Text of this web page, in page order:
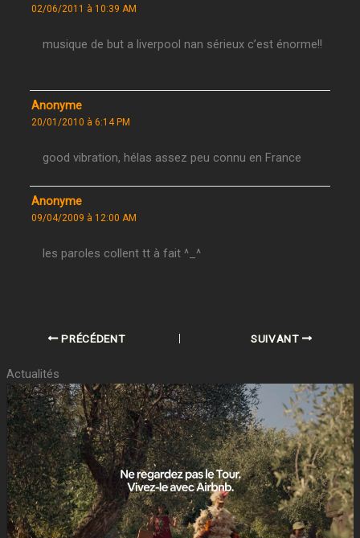
02/06/2011 à 10:39 AM
musique de but a liverpool nan sérieux c’est énorme!!
Anonyme
20/01/2010 à 6:14 PM
good vibration, hélas assez peu connu en France
Anonyme
09/04/2009 à 12:00 AM
les paroles collent tt à fait ^_^
PRÉCÉDENT SUIVANT
Actualités